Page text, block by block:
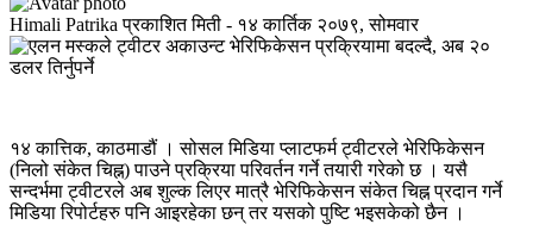
Himali Patrika प्रकाशित मिती - १४ कार्तिक २०७९, सोमवार
१४ कात्तिक, काठमाडौं । सोसल मिडिया प्लाटफर्म ट्वीटरले भेरिफिकेसन
(निलो संकेत चिह्न) पाउने प्रक्रिया परिवर्तन गर्ने तयारी गरेको छ । यसै
सन्दर्भमा ट्वीटरले अब शुल्क लिएर मात्रै भेरिफिकेसन संकेत चिह्न प्रदान गर्ने
मिडिया रिपोर्टहरु पनि आइरहेका छन् तर यसको पुष्टि भइसकेको छैन ।